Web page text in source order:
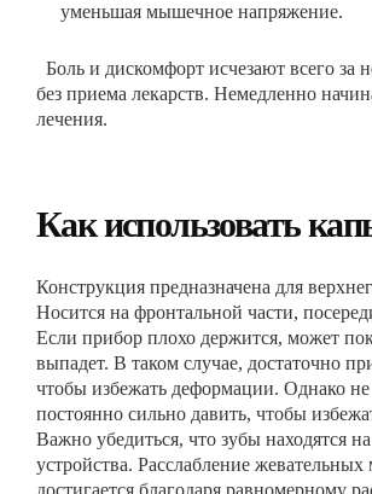
уменьшая мышечное напряжение.
Боль и дискомфорт исчезают всего за
без приема лекарств. Немедленно
лечения.
Как использовать
Конструкция предназначена для
Носится на фронтальной части,
Если прибор плохо держится, может
выпадет. В таком случае, достаточно
чтобы избежать деформации. Однако не
постоянно сильно давить, чтобы
Важно убедиться, что зубы находятся
устройства. Расслабление
достигается благодаря равномерному